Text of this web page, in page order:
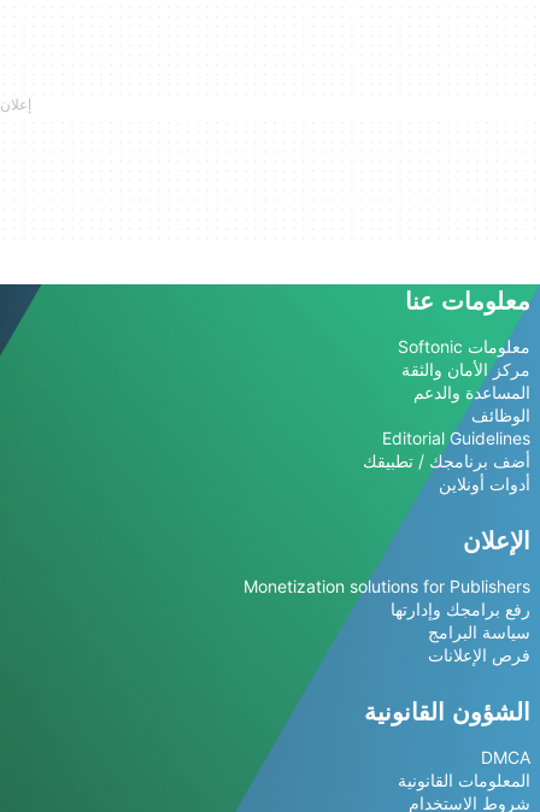
معلومات عنا
معلومات Softonic
مركز الأمان والثقة
المساعدة والدعم
الوظائف
Editorial Guidelines
أضف برنامجك / تطبيقك
أدوات أونلاين
الإعلان
Monetization solutions for Publishers
رفع برامجك وإدارتها
سياسة البرامج
فرص الإعلانات
الشؤون القانونية
DMCA
المعلومات القانونية
شروط الاستخدام